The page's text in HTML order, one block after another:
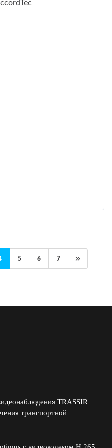
5 6 7
TRASSIR
транспортной